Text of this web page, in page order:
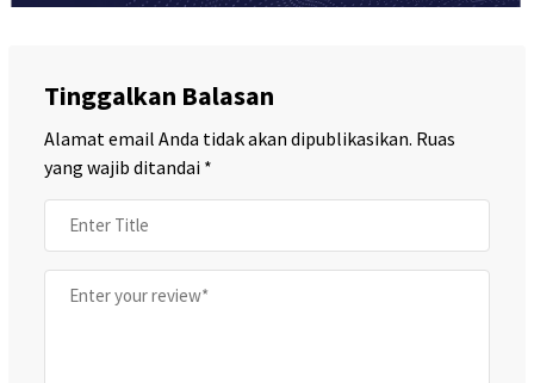
Tinggalkan Balasan
Alamat email Anda tidak akan dipublikasikan. Ruas
yang wajib ditandai *